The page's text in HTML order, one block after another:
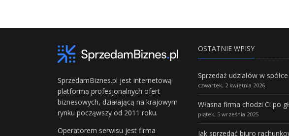
SprzedamBiznes.pl jest internetową
platformą profesjonalnych ofert
biznesowych, działającą na krajowym
rynku począwszy od 2011 roku.
Operatorem serwisu jest firma
OSTATNIE WPISY
czwartek, 2 kwietnia 2026
piątek, 5 września 2025
Jak sprzedać biuro